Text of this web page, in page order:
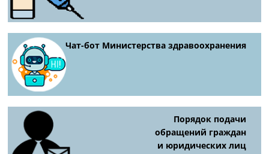
Чат-бот Министерства здравоохранения
Порядок подачи
обращений граждан
и юридических лиц